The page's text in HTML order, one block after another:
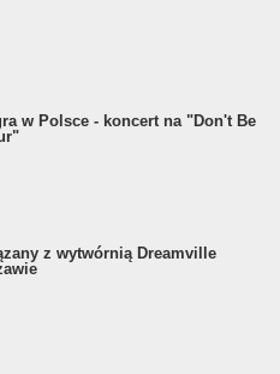
w Polsce - koncert na "Don't Be
z wytwórnią Dreamville